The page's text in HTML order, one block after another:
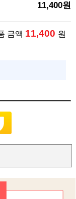
11,400원
금액 11,400 원